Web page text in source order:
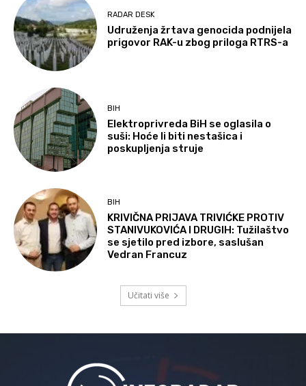
RADAR DESK
Udruženja žrtava genocida podnijela
prigovor RAK-u zbog priloga RTRS-a
BIH
Elektroprivreda BiH se oglasila o
suši: Hoće li biti nestašica i
poskupljenja struje
BIH
KRIVIČNA PRIJAVA TRIVIĆKE PROTIV
STANIVUKOVIĆA I DRUGIH: Tužilaštvo
se sjetilo pred izbore, saslušan
Vedran Francuz
Učitati više